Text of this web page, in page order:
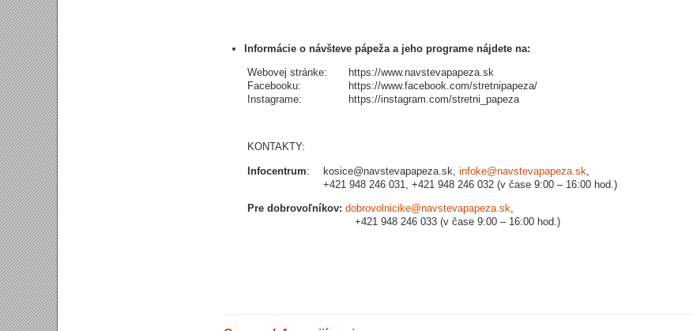
Informácie o návšteve pápeža a jeho programe nájdete na:
Webovej stránke:
https://www.navstevapapeza.sk
Facebooku:
https://www.facebook.com/stretnipapeza/
Instagrame:
https://instagram.com/stretni_papeza
KONTAKTY:
Infocentrum: kosice@navstevapapeza.sk, infoke@navstevapapeza.sk
+421 948 246 031, +421 948 246 032 (v čase 9:00 – 16:00 hod.)
Pre dobrovoľníkov: dobrovolnicike@navstevapapeza.sk
+421 948 246 033 (v čase 9:00 – 16:00 hod.)